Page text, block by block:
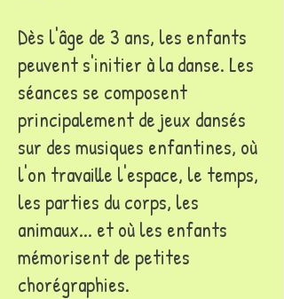
Dès l'âge de 3 ans, les enfants
peuvent s'initier à la danse. Les
séances se composent
principalement de jeux dansés
sur des musiques enfantines, où
l'on travaille l'espace, le temps,
les parties du corps, les
animaux... et où les enfants
mémorisent de petites
chorégraphies.